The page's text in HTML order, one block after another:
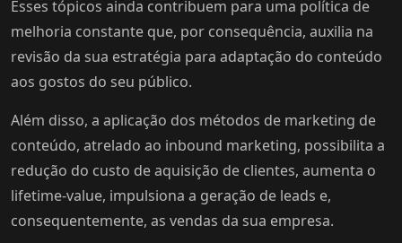
Esses tópicos ainda contribuem para uma política de
melhoria constante que, por consequência, auxilia na
revisão da sua estratégia para adaptação do conteúdo
aos gostos do seu público.
Além disso, a aplicação dos métodos de marketing de
conteúdo, atrelado ao inbound marketing, possibilita a
redução do custo de aquisição de clientes, aumenta o
lifetime-value, impulsiona a geração de leads e,
consequentemente, as vendas da sua empresa.